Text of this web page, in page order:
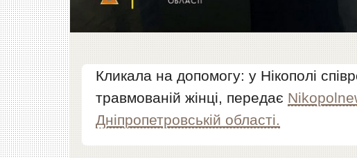
Кликала на допомогу: у Нікополі
травмованій жінці, передає
Дніпропетровській області.